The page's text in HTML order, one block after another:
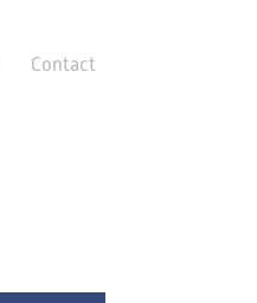
Contact